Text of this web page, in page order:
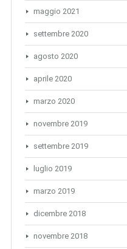
maggio 2021
settembre 2020
agosto 2020
aprile 2020
marzo 2020
novembre 2019
settembre 2019
luglio 2019
marzo 2019
dicembre 2018
novembre 2018